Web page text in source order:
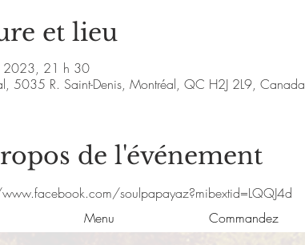
et lieu
2023, 21 h 30
5035 R. Saint-Denis, Montréal, QC H2J 2L9, Canada
de l'événement
soulpapayaz?mibextid=LQQJ4d
Menu Commandez